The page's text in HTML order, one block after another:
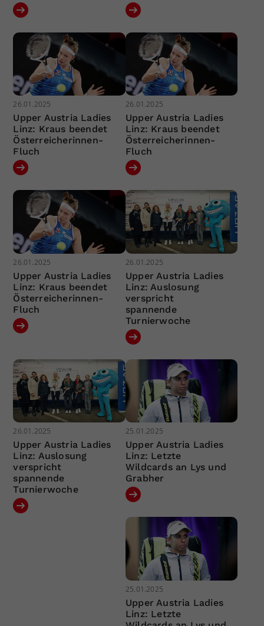
26.01.2025
Upper Austria Ladies
Linz: Kraus beendet
Österreicherinnen-
Fluch
26.01.2025
Upper Austria Ladies
Linz: Kraus beendet
Österreicherinnen-
Fluch
26.01.2025
Upper Austria Ladies
Linz: Kraus beendet
Österreicherinnen-
Fluch
26.01.2025
Upper Austria Ladies
Linz: Auslosung
verspricht
spannende
Turnierwoche
26.01.2025
Upper Austria Ladies
Linz: Auslosung
verspricht
spannende
Turnierwoche
25.01.2025
Upper Austria Ladies
Linz: Letzte
Wildcards an Lys und
Grabher
25.01.2025
Upper Austria Ladies
Linz: Letzte